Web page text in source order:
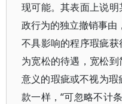
现可能。其表面上说
政行为的独立撤销事由
不具影响的程序瑕疵
为宽松的待遇，宽松
意义的瑕疵或不视为
款一样，“可忽略不计